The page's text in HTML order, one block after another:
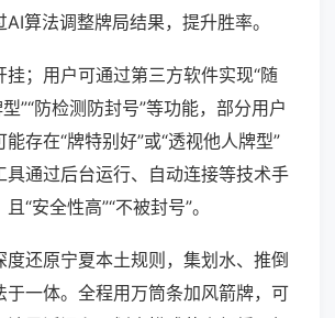
算法调整牌局结果，提升胜率。
挂；用户可通过第三方软件实现“随
”“防检测防封号”等功能，部分用户
存在“牌特别好”或“透视他人牌型”
具通过后台运行、自动连接等技术手
“安全性高”“不被封号”。
度还原宁夏本土规则，集划水、推倒
于一体。全程用万筒条加风箭牌，可